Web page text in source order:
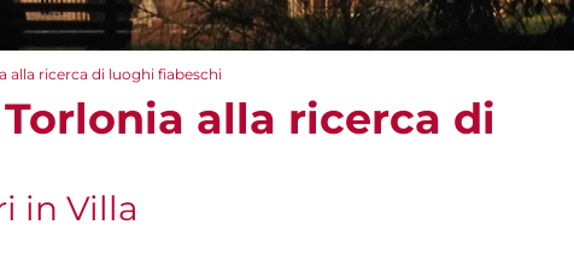
alla ricerca di luoghi fiabeschi
alla ricerca di
in Villa